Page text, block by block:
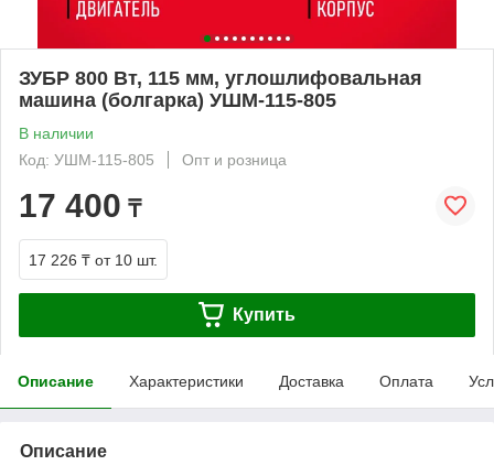
ЗУБР 800 Вт, 115 мм, углошлифовальная
машина (болгарка) УШМ-115-805
В наличии
Код: УШМ-115-805
Опт и розница
17 400 ₸
17 226 ₸ от 10 шт.
Купить
Описание Характеристики Доставка Оплата
Описание